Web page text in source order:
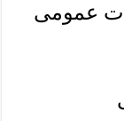
عمومی